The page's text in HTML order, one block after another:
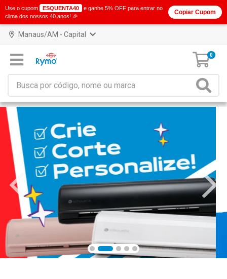
Manaus/AM - Capital
0
Use o cupom ESQUENTA40
e ganhe 5% OFF para entrar no
clima dos nossos 40 anos! 🎉
Copiar Cupom